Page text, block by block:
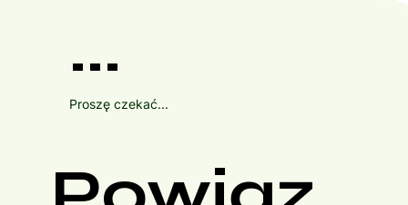
...
Proszę czekać...